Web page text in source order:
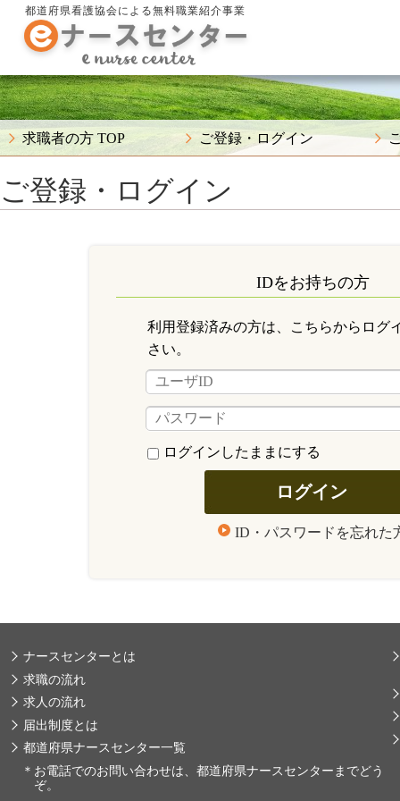
都道府県看護協会による無料職業紹介事業
求職者の方 TOP ご登録・ログイン
ご登録・ログイン
IDをお持ちの方
利用登録済みの方は、こちらからログ
さい。
ログインしたままにする
ID・パスワードを忘れた
ナースセンターとは
求職の流れ
求人の流れ
届出制度とは
都道府県ナースセンター一覧
＊ お電話でのお問い合わせは、都道府県ナースセンターまでどう
ぞ。